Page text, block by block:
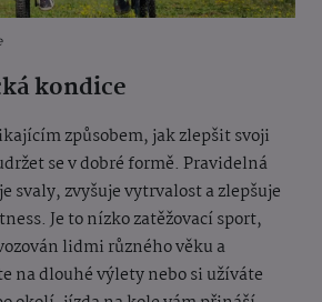
kondice
způsobem, jak zlepšit svoji
se v dobré formě. Pravidelná
svaly, zvyšuje vytrvalost a zlepšuje
Je to nízko zatěžovací sport,
lidmi různého věku a
na dlouhé výlety nebo si užíváte